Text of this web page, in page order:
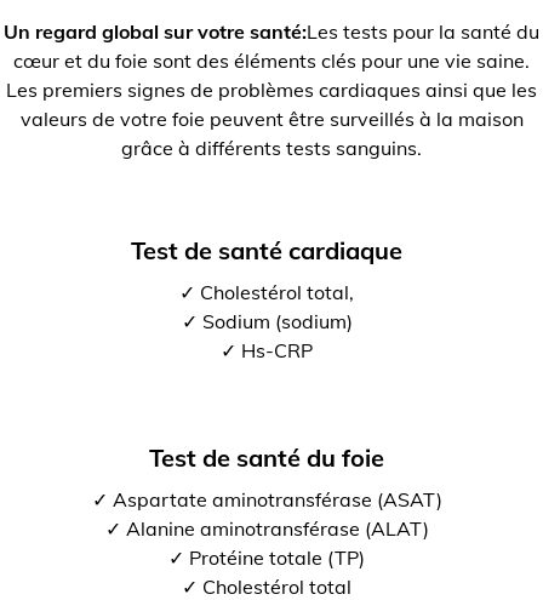
Un regard global sur votre santé:Les tests pour la santé du
cœur et du foie sont des éléments clés pour une vie saine.
Les premiers signes de problèmes cardiaques ainsi que les
valeurs de votre foie peuvent être surveillés à la maison
grâce à différents tests sanguins.
Test de santé cardiaque
✓ Cholestérol total,
✓ Sodium (sodium)
✓ Hs-CRP
Test de santé du foie
✓ Aspartate aminotransférase (ASAT)
✓ Alanine aminotransférase (ALAT)
✓ Protéine totale (TP)
✓ Cholestérol total